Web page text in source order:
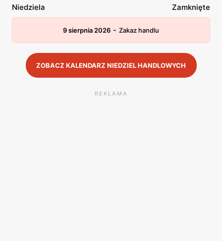
Niedziela
Zamknięte
9 sierpnia 2026 - Zakaz handlu
ZOBACZ KALENDARZ NIEDZIEL HANDLOWYCH
REKLAMA